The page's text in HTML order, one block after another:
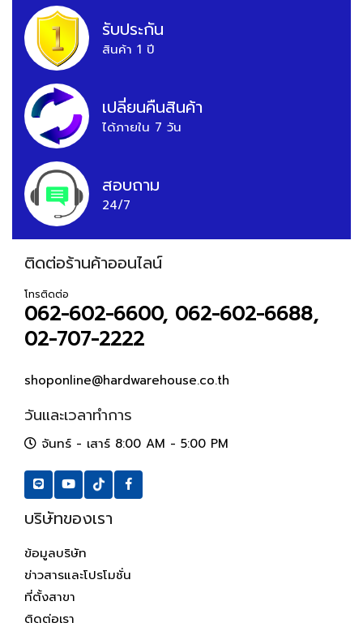
รับประกัน
สินค้า 1 ปี
เปลี่ยนคืนสินค้า
ได้ภายใน 7 วัน
สอบถาม
24/7
ติดต่อร้านค้าออนไลน์
โทรติดต่อ
062-602-6600, 062-602-6688,
02-707-2222
shoponline@hardwarehouse.co.th
วันและเวลาทำการ
จันทร์ - เสาร์ 8:00 AM - 5:00 PM
บริษัทของเรา
ข้อมูลบริษัท
ข่าวสารและโปรโมชั่น
ที่ตั้งสาขา
ติดต่อเรา